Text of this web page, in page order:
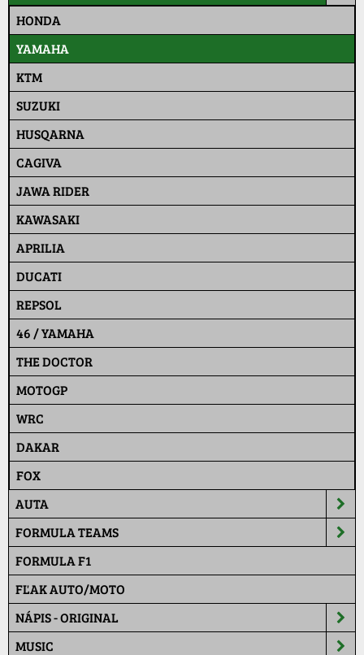
HONDA
YAMAHA
KTM
SUZUKI
HUSQARNA
CAGIVA
JAWA RIDER
KAWASAKI
APRILIA
DUCATI
REPSOL
46 / YAMAHA
THE DOCTOR
MOTOGP
WRC
DAKAR
FOX
AUTA
FORMULA TEAMS
FORMULA F1
FĽAK AUTO/MOTO
NÁPIS - ORIGINAL
MUSIC